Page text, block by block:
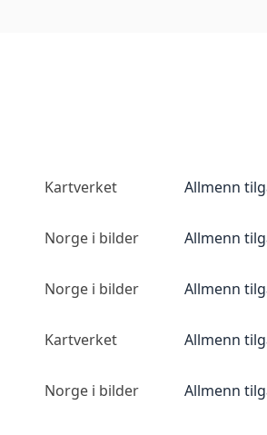
Kartverket Allmenn
Norge i bilder Allmenn
Norge i bilder Allmenn
Kartverket Allmenn
Norge i bilder Allmenn